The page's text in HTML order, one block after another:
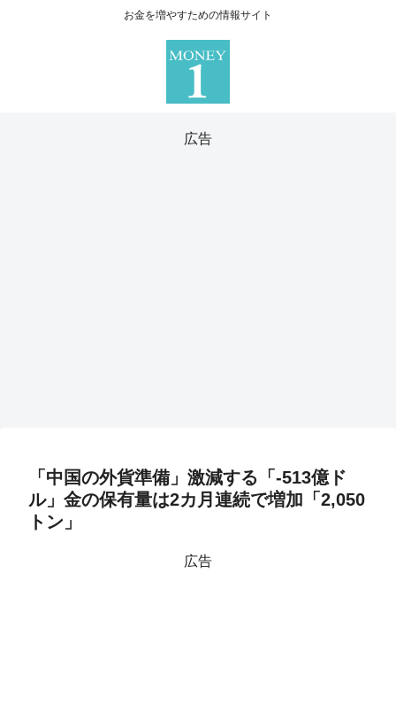
お金を増やすための情報サイト
広告
「中国の外貨準備」激減する「-513億ド
ル」金の保有量は2カ月連続で増加「2,050
トン」
広告